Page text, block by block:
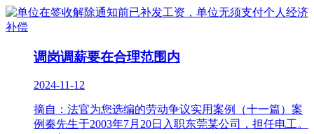
调岗调薪要在合理范围内
2024-11-12
摘自：法官为您选编的劳动争议实用案例（十一篇）案
例秦先生于2003年7月20日入职东莞某公司，担任电工。